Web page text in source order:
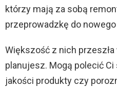
którzy mają za sobą
przeprowadzkę do
Większość z nich przeszła
planujesz. Mogą polecić
jakości produkty czy